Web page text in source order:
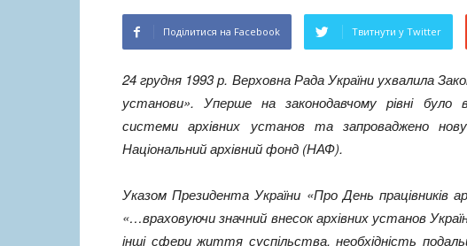
Поділитися на Facebook Твитнути у Twitter
24 грудня 1993 р. Верховна Рада України ухвалила
установи». Уперше на законодавчому рівні було
системи архівних установ та запроваджено
Національний архівний фонд (НАФ).
Указом Президента України «Про День працівників
«…враховуючи значний внесок архівних установ
інші сфери життя суспільства, необхідність